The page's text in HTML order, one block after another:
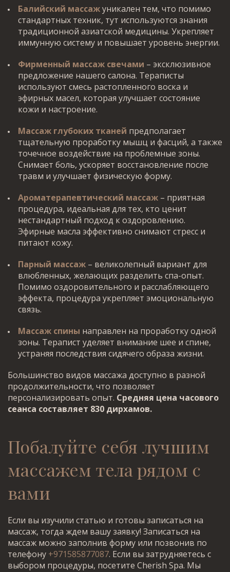
Балийский массажуникален тем, что помимо
стандартных техник, тут используются знания
традиционной азиатской медицины. Укрепляет
иммунную систему и повышает уровень энергии.
Фирменный массаж свечами – эксклюзивное
предложение нашего салона. Тераписты
используют смесь растопленного воска и
эфирных масел, которая улучшает состояние
кожи и настроение.
Массаж глубоких тканей предполагает
тщательную проработку мышц и фасций, а также
точечное воздействие на проблемные зоны.
Снимает боль, ускоряет восстановление после
травм и улучшает физическую форму.
Ароматерапевтический массаж – приятная
процедура, идеальная для тех, кто ценит
нестандартный подход к оздоровлению.
Эфирные масла эффективно снимают стресс и
питают кожу.
Парный массаж – великолепный вариант для
влюбленных, желающих разделить спа-опыт.
Помимо оздоровительного и расслабляющего
эффекта, процедура укрепляет эмоциональную
связь.
Массаж спины направлен на проработку одной
зоны. Терапист уделяет внимание шее и спине,
устраняя последствия сидячего образа жизни.
Большинство видов массажа доступно в разной
продолжительности, что позволяет
персонализировать опыт. Средняя цена часового
сеанса составляет 830 дирхамов.
Побалуйте себя лучшим
массажем тела рядом с
вами
Если вы изучили статью и готовы записаться на
массаж, тогда ждем вашу заявку! Записаться на
массаж можно заполнив форму или позвонив по
телефону +971585877087. Если вы затрудняетесь с
выбором процедуры, посетите Cherish Spa. Мы